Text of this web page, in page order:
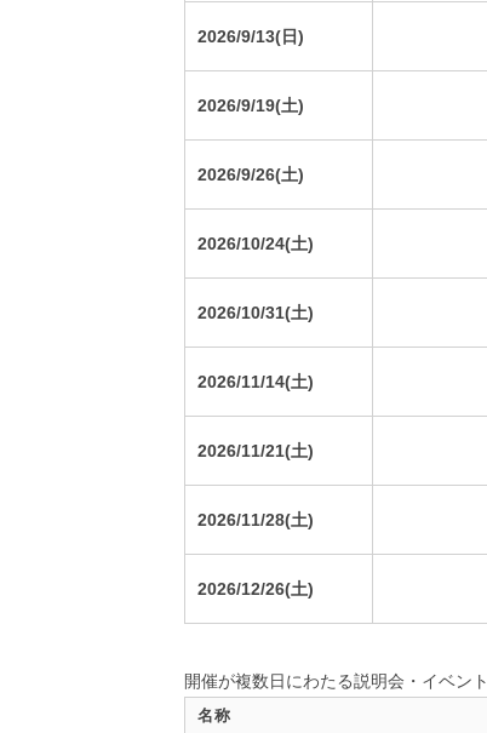
2026/9/13(日)
2026/9/19(土)
2026/9/26(土)
2026/10/24(土)
2026/10/31(土)
2026/11/14(土)
2026/11/21(土)
2026/11/28(土)
2026/12/26(土)
開催が複数日にわたる説明会・イベント
名称